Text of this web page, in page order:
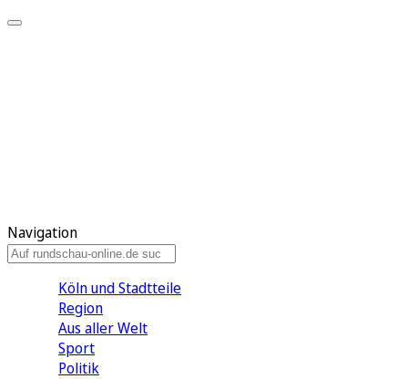
Navigation
Köln und Stadtteile
Region
Aus aller Welt
Sport
Politik